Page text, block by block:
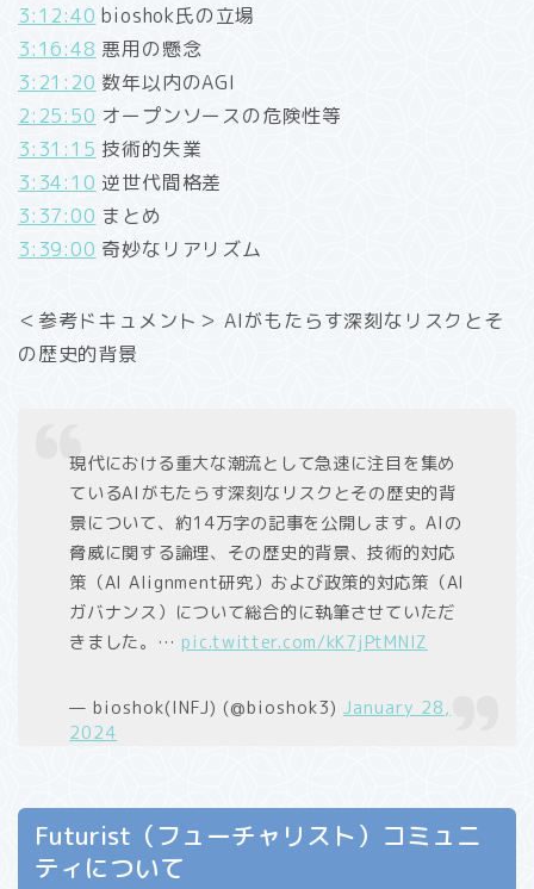
3:12:40 bioshok氏の立場
3:16:48 悪用の懸念
3:21:20 数年以内のAGI
2:25:50 オープンソースの危険性等
3:31:15 技術的失業
3:34:10 逆世代間格差
3:37:00 まとめ
3:39:00 奇妙なリアリズム
＜参考ドキュメント＞ AIがもたらす深刻なリスクとそ
の歴史的背景
現代における重大な潮流として急速に注目を集め
ているAIがもたらす深刻なリスクとその歴史的背
景について、約14万字の記事を公開します。AIの
脅威に関する論理、その歴史的背景、技術的対応
策（AI Alignment研究）および政策的対応策（AI
ガバナンス）について総合的に執筆させていただ
きました。… pic.twitter.com/kK7jPtMNlZ
— bioshok(INFJ) (@bioshok3)January 28,
2024
Futurist（フューチャリスト）コミュニ
ティについて